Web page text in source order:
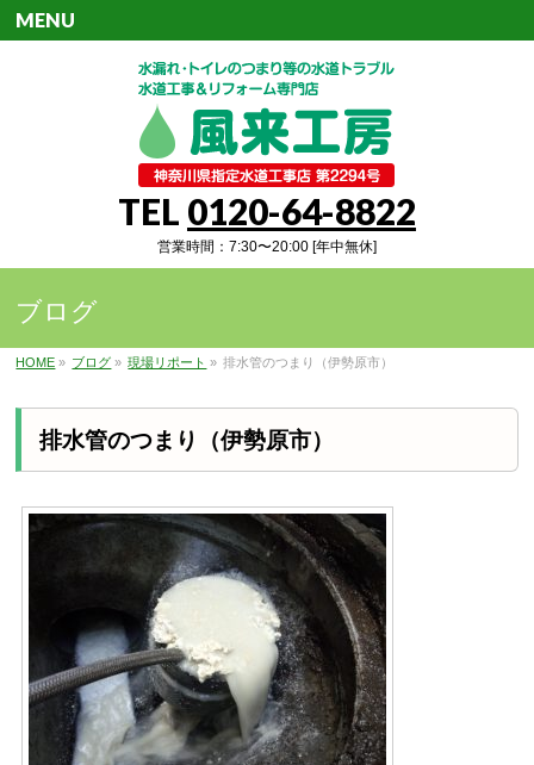
TEL 0120-64-8822
営業時間：7:30〜20:00 [年中無休]
MENU
ブログ
HOME » ブログ » 現場リポート » 排水管のつまり（伊勢原市）
排水管のつまり（伊勢原市）